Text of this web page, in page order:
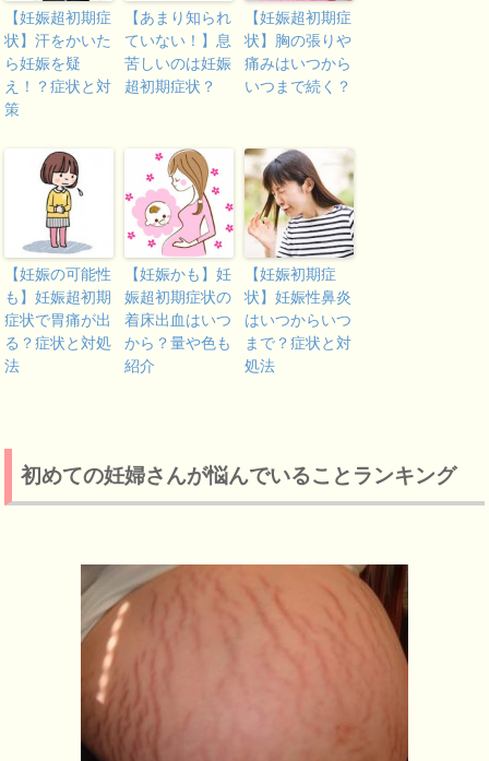
【妊娠超初期症
状】汗をかいた
ら妊娠を疑
え！？症状と対
策
【あまり知られ
ていない！】息
苦しいのは妊娠
超初期症状？
【妊娠超初期症
状】胸の張りや
痛みはいつから
いつまで続く？
【妊娠の可能性
も】妊娠超初期
症状で胃痛が出
る？症状と対処
法
【妊娠かも】妊
娠超初期症状の
着床出血はいつ
から？量や色も
紹介
【妊娠初期症
状】妊娠性鼻炎
はいつからいつ
まで？症状と対
処法
初めての妊婦さんが悩んでいることランキング